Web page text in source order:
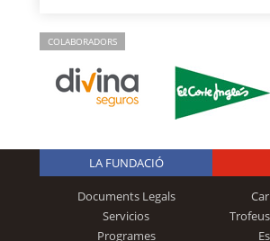
COLABORADORS
LA FUNDACIÓ
Documents Legals
Servicios
Programes